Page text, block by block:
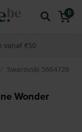
0
vanaf €50
Swarovski 5664726
Wonder